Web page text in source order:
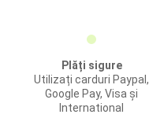
Plăți sigure
Utilizați carduri Paypal,
Google Pay, Visa și
International